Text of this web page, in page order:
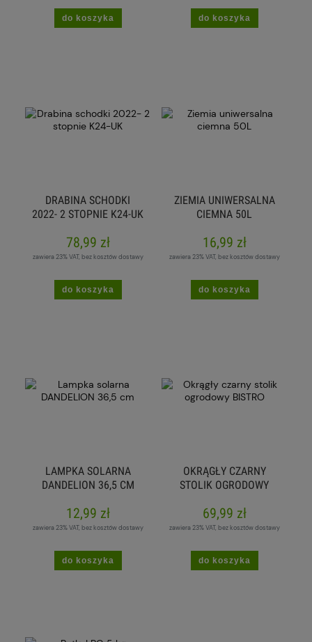
do koszyka do koszyka
DRABINA SCHODKI
2022- 2 STOPNIE K24-UK
78,99 zł
zawiera 23% VAT, bez kosztów dostawy
do koszyka
ZIEMIA UNIWERSALNA
CIEMNA 50L
16,99 zł
zawiera 23% VAT, bez kosztów dostawy
do koszyka
LAMPKA SOLARNA
DANDELION 36,5 CM
12,99 zł
zawiera 23% VAT, bez kosztów dostawy
do koszyka
OKRĄGŁY CZARNY
STOLIK OGRODOWY
69,99 zł
zawiera 23% VAT, bez kosztów dostawy
do koszyka